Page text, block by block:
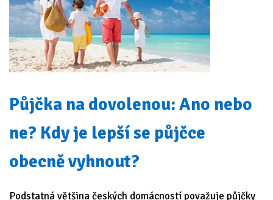
Půjčka na dovolenou: Ano nebo
ne? Kdy je lepší se půjčce
obecně vyhnout?
Podstatná většina českých domácností považuje půjčky